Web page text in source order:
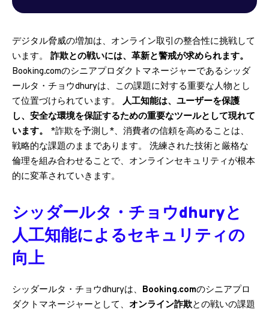
デジタル脅威の増加は、オンライン取引の整合性に挑戦して
います。 詐欺との戦いには、革新と警戒が求められます。
Booking.comのシニアプロダクトマネージャーであるシッダ
ールタ・チョウdhuryは、この課題に対する重要な人物とし
て位置づけられています。 人工知能は、ユーザーを保護
し、安全な環境を保証するための重要なツールとして現れて
います。
*詐欺を予測し*、消費者の信頼を高めることは、
戦略的な課題のままであります。 洗練された技術と厳格な
倫理を組み合わせることで、オンラインセキュリティが根本
的に変革されていきます。
シッダールタ・チョウdhuryと
人工知能によるセキュリティの
向上
シッダールタ・チョウdhuryは、 Booking.comのシニアプロ
ダクトマネージャーとして、 オンライン詐欺との戦いの課題